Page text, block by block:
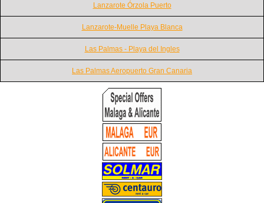
Lanzarote Órzola Puerto
Lanzarote-Muelle Playa Blanca
Las Palmas - Playa del Ingles
Las Palmas Aeropuerto Gran Canaria